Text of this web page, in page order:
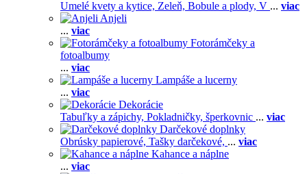
Umelé kvety a kytice, Zeleň, Bobule a plody, V ... viac
Anjeli
... viac
Fotorámčeky a
fotoalbumy
... viac
Lampáše a lucerny
... viac
Dekorácie
Tabuľky a zápichy, Pokladničky, šperkovnic ... viac
Darčekové doplnky
Obrúsky papierové, Tašky darčekové, ... viac
Kahance a náplne
... viac